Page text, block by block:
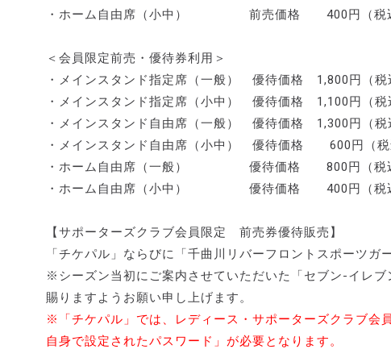
・ホーム自由席（小中） 前売価格 400円（税
＜会員限定前売・優待券利用＞
・メインスタンド指定席（一般） 優待価格 1,800円（
・メインスタンド指定席（小中） 優待価格 1,100円（
・メインスタンド自由席（一般） 優待価格 1,300円（税
・メインスタンド自由席（小中） 優待価格 600円（税
・ホーム自由席（一般） 優待価格 800円（税
・ホーム自由席（小中） 優待価格 400円（税
【サポーターズクラブ会員限定 前売券優待販売】
「チケパル」ならびに「千曲川リバーフロントスポーツ
※シーズン当初にご案内させていただいた「セブン-イレ
賜りますようお願い申し上げます。
※「チケパル」では、レディース・サポーターズクラブ会
自身で設定されたパスワード」が必要となります。